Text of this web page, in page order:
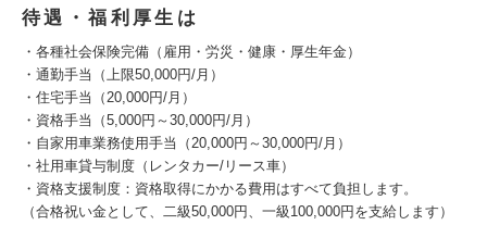
待遇・福利厚生は
・各種社会保険完備（雇用・労災・健康・厚生年金）
・通勤手当（上限50,000円/月）
・住宅手当（20,000円/月）
・資格手当（5,000円～30,000円/月）
・自家用車業務使用手当（20,000円～30,000円/月）
・社用車貸与制度（レンタカー/リース車）
・資格支援制度：資格取得にかかる費用はすべて負担します。
（合格祝い金として、二級50,000円、一級100,000円を支給します）